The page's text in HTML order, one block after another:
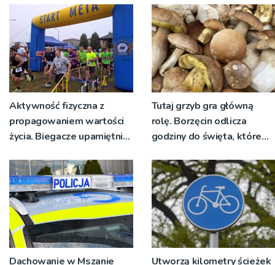
żywo [ZDJĘCIA]
Aktywność fizyczna z
propagowaniem wartości
życia. Biegacze upamiętnili
Tutaj grzyb gra główną
rolę. Borzęcin odlicza
godziny do święta, które
pokoleń
Dachowanie w Mszanie
Utworzą kilometry ścieżek